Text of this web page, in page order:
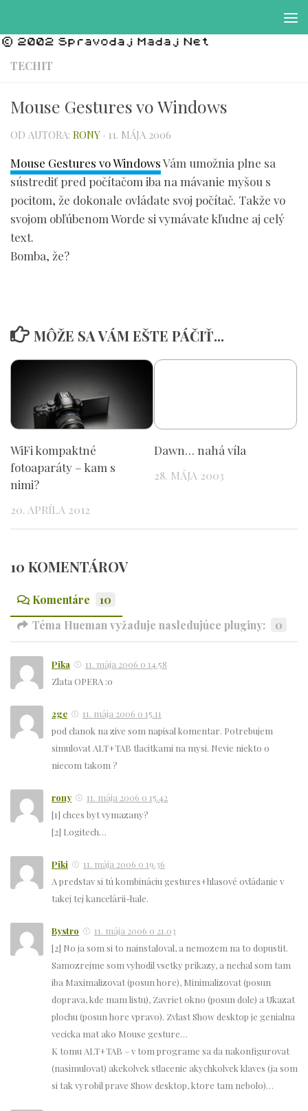
TECHIT
Mouse Gestures vo Windows
OD AUTORA: RONY · 11. MÁJA 2006
Mouse Gestures vo WindowsVám umožnia plne sa
sústrediť pred počítačom iba na mávanie myšou s
pocitom, že dokonale ovládate svoj počítač. Takže vo
svojom obľúbenom Worde si vymávate kľudne aj celý
text.
Bomba, že?
MÔŽE SA VÁM EŠTE PÁČIŤ...
WiFi kompaktné
fotoaparáty – kam s
nimi?
20. APRÍLA 2012
Dawn… nahá víla
28. MÁJA 2003
10 KOMENTÁROV
Komentáre
10
Téma Hueman vyžaduje nasledujúce pluginy:
0
Pika
11. mája 2006 o 14.58
Zlata OPERA :0
2ge
11. mája 2006 o 15.11
pod clanok na zive som napisal komentar. Potrebujem
simulovat ALT+TAB tlacitkami na mysi. Nevie niekto o
niecom takom ?
rony
11. mája 2006 o 15.42
[1] chces byt vymazany?
[2] Logitech…
Piki
11. mája 2006 o 19.36
A predstav si tú kombináciu gestures+hlasové ovládanie v
takej tej kancelárii-hale.
Bystro
11. mája 2006 o 21.03
[2] No ja som si to nainstaloval, a nemozem na to dopustit.
Samozrejme som vyhodil vsetky prikazy, a nechal som tam
iba Maximalizovat (posun hore), Minimalizovat (posun
doprava, kde mam listu), Zavriet okno (posun dole) a Ukazat
plochu (posun hore vpravo). Zvlast Show desktop je genialna
vecicka mat ako Mouse gesture…
K tomu ALT+TAB – v tom programe sa da nakonfigurovat
(nasimulovat) akekolvek stlacenie akychkolvek klaves (ja som
si tak vyrobil prave Show desktop, ktore tam nebolo)…